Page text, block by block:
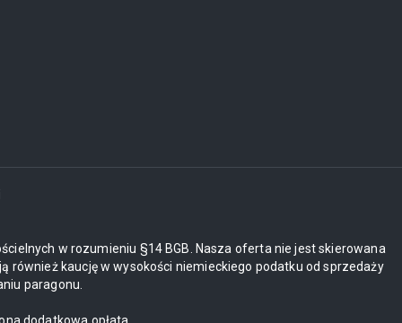
w rozumieniu §14 BGB. Nasza oferta nie jest skierowana
również kaucję w wysokości niemieckiego podatku od sprzedaży
paragonu.